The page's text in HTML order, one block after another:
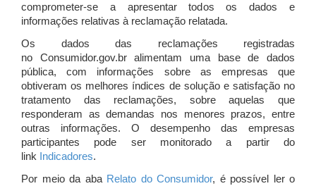
comprometer-se a apresentar todos os dados e
informações relativas à reclamação relatada.
Os dados das reclamações registradas
no Consumidor.gov.br alimentam uma base de dados
pública, com informações sobre as empresas que
obtiveram os melhores índices de solução e satisfação no
tratamento das reclamações, sobre aquelas que
responderam as demandas nos menores prazos, entre
outras informações. O desempenho das empresas
participantes pode ser monitorado a partir do
link Indicadores.
Por meio da aba Relato do Consumidor, é possível ler o